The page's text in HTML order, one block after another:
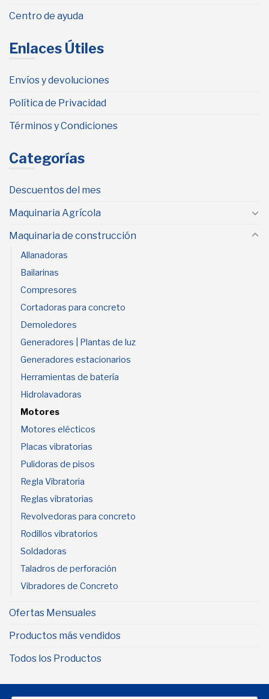
Centro de ayuda
Enlaces Útiles
Envíos y devoluciones
Política de Privacidad
Términos y Condiciones
Categorías
Descuentos del mes
Maquinaria Agrícola
Maquinaria de construcción
Allanadoras
Bailarinas
Compresores
Cortadoras para concreto
Demoledores
Generadores | Plantas de luz
Generadores estacionarios
Herramientas de batería
Hidrolavadoras
Motores
Motores elécticos
Placas vibratorias
Pulidoras de pisos
Regla Vibratoria
Reglas vibratorias
Revolvedoras para concreto
Rodillos vibratorios
Soldadoras
Taladros de perforación
Vibradores de Concreto
Ofertas Mensuales
Productos más vendidos
Todos los Productos